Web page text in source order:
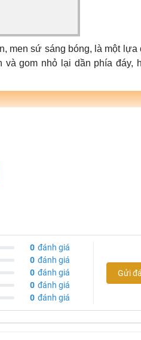
men sứ sáng bóng, là một
gom nhỏ lại dần phía đáy,
0 đánh giá
0 đánh giá
0 đánh giá
0 đánh giá
0 đánh giá
Gửi